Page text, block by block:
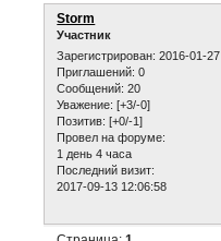
Storm
Участник
Зарегистрирован: 2016-01-27
Приглашений: 0
Сообщений: 20
Уважение: [+3/-0]
Позитив: [+0/-1]
Провел на форуме:
1 день 4 часа
Последний визит:
2017-09-13 12:06:58